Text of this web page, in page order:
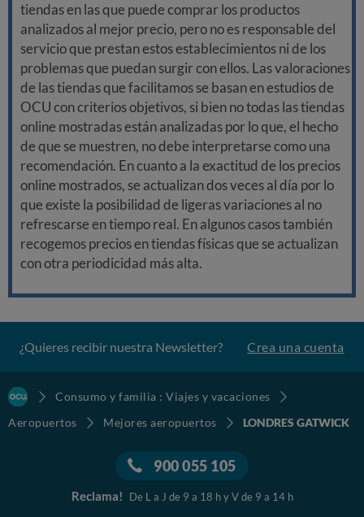
tiendas en las que puede comprar los productos
analizados al mejor precio, pero no es responsable del
servicio que prestan estos establecimientos ni de los
problemas que puedan surgir con ellos. Las valoraciones
de las tiendas que facilitamos se basan en estudios de
OCU con criterios objetivos, si bien no todas las tiendas
online mostradas están analizadas por lo que, el hecho
de que se muestren, no debe interpretarse como una
recomendación. En cuanto a la exactitud de los precios
online mostrados, se actualizan dos veces al día por lo
que existe la posibilidad de ligeras variaciones al no
refrescarse en tiempo real. En algunos casos también
recogemos precios en tiendas físicas que se actualizan
con otra periodicidad más alta.
¿Quieres recibir nuestra Newsletter? Crea una cuenta
Consumo y familia : Viajes y vacaciones
Aeropuertos
Mejores aeropuertos LONDRES GATWICK
900 055 105
Reclama! De L a J de 9 a 18 h y V de 9 a 14 h